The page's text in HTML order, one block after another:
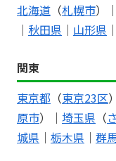
北海道 （札幌市）｜
｜ 秋田県 ｜ 山形県 ｜
関東
東京都 （東京23区
原市）｜ 埼玉県 （
城県 ｜ 栃木県 ｜ 群